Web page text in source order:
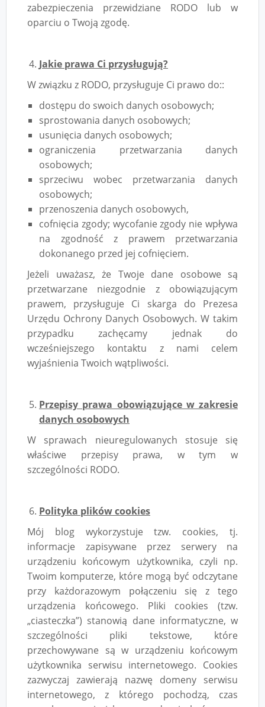
zabezpieczenia przewidziane RODO lub w
oparciu o Twoją zgodę.
Jakie prawa Ci przysługują?
W związku z RODO, przysługuje Ci prawo do::
dostępu do swoich danych osobowych;
sprostowania danych osobowych;
usunięcia danych osobowych;
ograniczenia przetwarzania danych
osobowych;
sprzeciwu wobec przetwarzania danych
osobowych;
przenoszenia danych osobowych,
cofnięcia zgody; wycofanie zgody nie wpływa
na zgodność z prawem przetwarzania
dokonanego przed jej cofnięciem.
Jeżeli uważasz, że Twoje dane osobowe są
przetwarzane niezgodnie z obowiązującym
prawem, przysługuje Ci skarga do Prezesa
Urzędu Ochrony Danych Osobowych. W takim
przypadku zachęcamy jednak do
wcześniejszego kontaktu z nami celem
wyjaśnienia Twoich wątpliwości.
Przepisy prawa obowiązujące w zakresie
danych osobowych
W sprawach nieuregulowanych stosuje się
właściwe przepisy prawa, w tym w
szczególności RODO.
Polityka plików cookies
Mój blog wykorzystuje tzw. cookies, tj.
informacje zapisywane przez serwery na
urządzeniu końcowym użytkownika, czyli np.
Twoim komputerze, które mogą być odczytane
przy każdorazowym połączeniu się z tego
urządzenia końcowego. Pliki cookies (tzw.
„ciasteczka”) stanowią dane informatyczne, w
szczególności pliki tekstowe, które
przechowywane są w urządzeniu końcowym
użytkownika serwisu internetowego. Cookies
zazwyczaj zawierają nazwę domeny serwisu
internetowego, z którego pochodzą, czas